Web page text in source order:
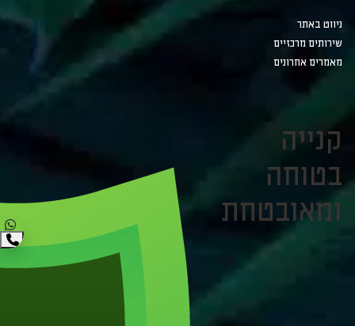
ניווט באתר
שירותים מרכזיים
מאמרים אחרונים
קנייה
בטוחה
ומאובטחת